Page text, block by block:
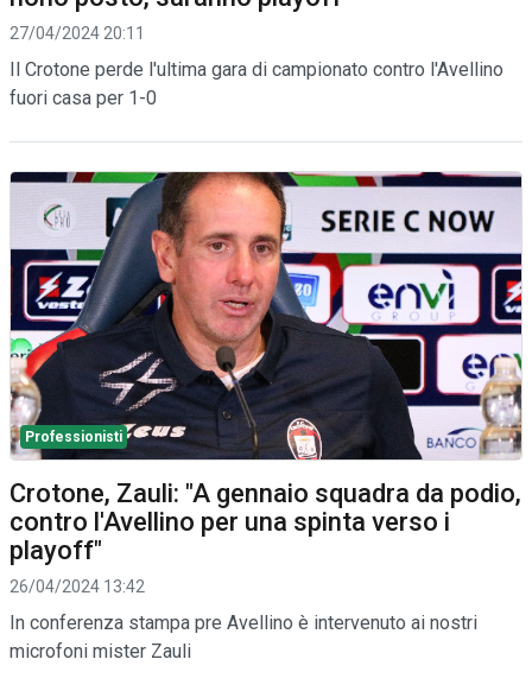
27/04/2024 20:11
Il Crotone perde l'ultima gara di campionato contro l'Avellino
fuori casa per 1-0
Professionisti
Crotone, Zauli: "A gennaio squadra da podio,
contro l'Avellino per una spinta verso i
playoff"
26/04/2024 13:42
In conferenza stampa pre Avellino è intervenuto ai nostri
microfoni mister Zauli